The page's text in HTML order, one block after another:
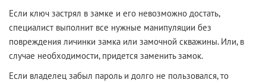
Если ключ застрял в замке и его невозможно достать,
специалист выполнит все нужные манипуляции без
повреждения личинки замка или замочной скважины. Или, в
случае необходимости, придется заменить замок.
Если владелец забыл пароль и долго не пользовался, то